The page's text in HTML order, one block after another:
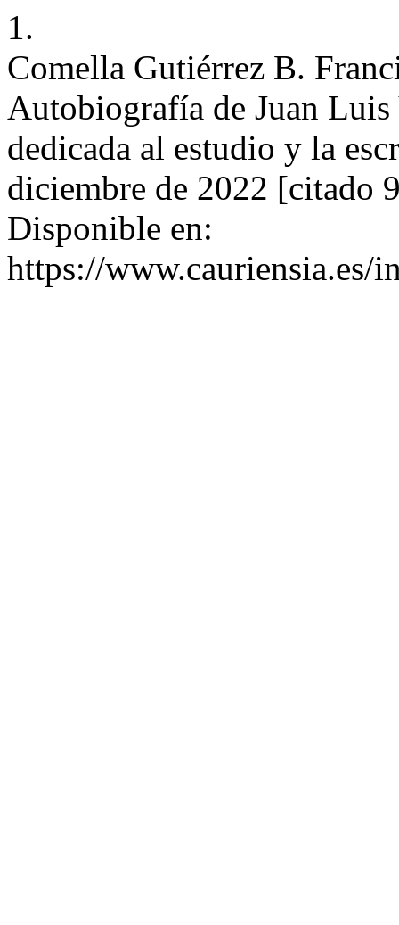
1.
Comella Gutiérrez B.
Autobiografía de Juan
dedicada al estudio y la
diciembre de 2022 [citado
Disponible en:
https://www.cauriensia.es/